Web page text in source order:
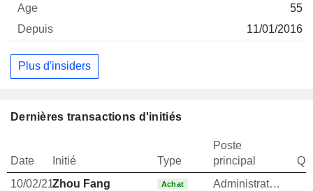
55
11/01/2016
Plus d'insiders
Dernières transactions d'initiés
Date Initié Type
Poste
principal
10/02/21Zhou Fang Achat Administrateur